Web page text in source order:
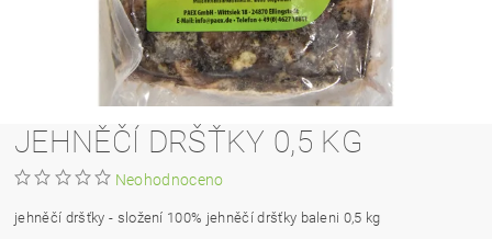
JEHNĚČÍ DRŠŤKY 0,5 KG
Neohodnoceno
jehněčí dršťky - složení 100% jehněčí dršťky baleni 0,5 kg